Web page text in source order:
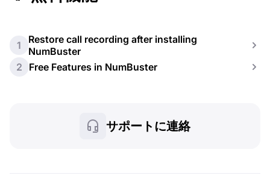
1
Restore call recording after installing
NumBuster
2
Free Features in NumBuster
サポートに連絡